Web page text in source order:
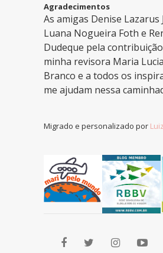
Agradecimentos
As amigas Denise Lazarus
Luana Nogueira Foth e
Dudeque pela
minha revisora Maria
Branco e a todos os
me ajudam nessa
Migrado e personalizado por